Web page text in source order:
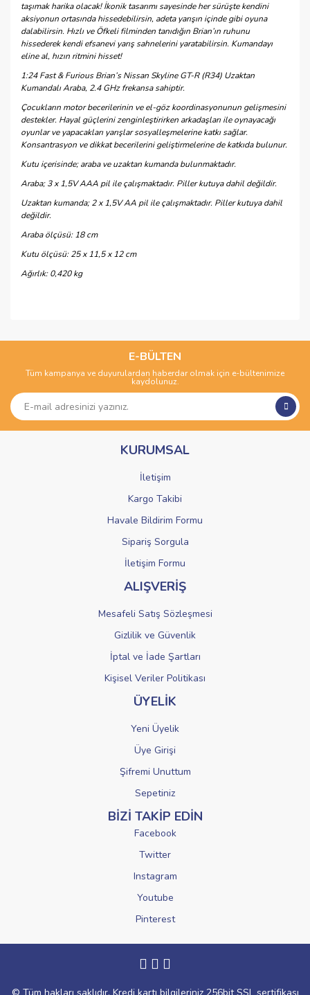
taşımak harika olacak! İkonik tasarımı sayesinde her sürüşte kendini
aksiyonun ortasında hissedebilirsin, adeta yarışın içinde gibi oyuna
dalabilirsin. Hızlı ve Öfkeli filminden tanıdığın Brian’ın ruhunu
hissederek kendi efsanevi yarış sahnelerini yaratabilirsin. Kumandayı
eline al, hızın ritmini hisset!
1:24 Fast & Furious Brian’s Nissan Skyline GT-R (R34) Uzaktan
Kumandalı Araba, 2.4 GHz frekansa sahiptir.
Çocukların motor becerilerinin ve el-göz koordinasyonunun gelişmesini
destekler. Hayal güçlerini zenginleştirirken arkadaşları ile oynayacağı
oyunlar ve yapacakları yarışlar sosyalleşmelerine katkı sağlar.
Konsantrasyon ve dikkat becerilerini geliştirmelerine de katkıda bulunur.
Kutu içerisinde; araba ve uzaktan kumanda bulunmaktadır.
Araba; 3 x 1,5V AAA pil ile çalışmaktadır. Piller kutuya dahil değildir.
Uzaktan kumanda; 2 x 1,5V AA pil ile çalışmaktadır. Piller kutuya dahil
değildir.
Araba ölçüsü: 18 cm
Kutu ölçüsü: 25 x 11,5 x 12 cm
Ağırlık: 0,420 kg
Yorum Yaz
kullanarak tarafımıza iletebilirsiniz.
Görüş ve önerileriniz için teşekkür ederiz.
Ürün açıklamasında eksik bilgiler bulunuyor.
Ürün bilgilerinde hatalar bulunuyor.
Ürün fiyatı diğer sitelerden daha pahalı.
Gönder
E-BÜLTEN
Tüm kampanya ve duyurulardan haberdar olmak için e-bültenimize
kaydolunuz.
KURUMSAL
İletişim
Kargo Takibi
Havale Bildirim Formu
Sipariş Sorgula
İletişim Formu
ALIŞVERİŞ
Mesafeli Satış Sözleşmesi
Gizlilik ve Güvenlik
İptal ve İade Şartları
Kişisel Veriler Politikası
ÜYELİK
Yeni Üyelik
Üye Girişi
Şifremi Unuttum
Sepetiniz
BİZİ TAKİP EDİN
Facebook
Twitter
Instagram
Youtube
Pinterest